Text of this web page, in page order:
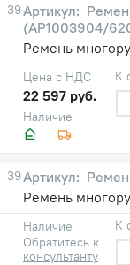
39
(AP1003904/
Ремень
Наличие
Цена с НДС
22 597 руб.
К
39
Ремень
Наличие
Обратитесь к
консультанту
К